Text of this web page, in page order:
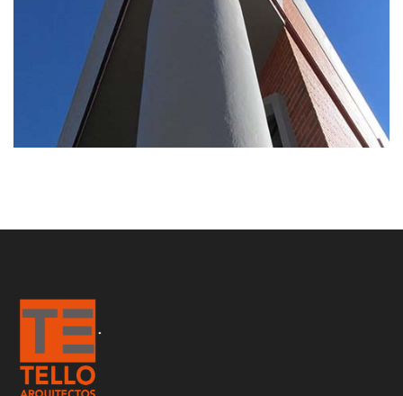
José Peralta University